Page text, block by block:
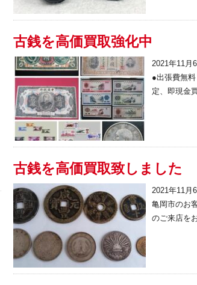
古銭を高価買取強化中
2021年11月6
●出張費
定、即現
古銭を高価買取致しました
2021年11月6
亀岡市のお
のご来店を